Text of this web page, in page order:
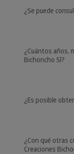
¿Se puede
¿Cuántos años,
Bichoncho Sl?
¿Es posible
¿Con qué otras
Creaciones